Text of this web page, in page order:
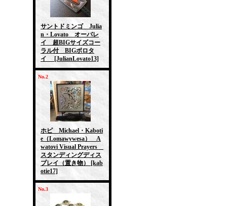
サントドミンゴ Julia
n・Lovato オーバレ
イ 超BIGサイズコー
ラル付 BIGボロタ
イ
[JulianLovato13]
No.2
ホピ Michael・Kaboti
e（Lomawywesa） A
watovi Visual Prayers
スタンディングディス
プレイ（置き物）
[kab
otie17]
No.3